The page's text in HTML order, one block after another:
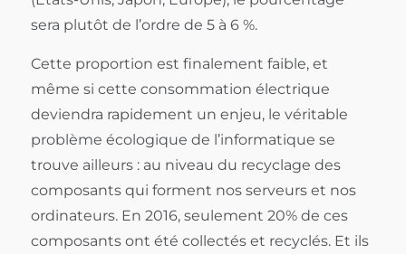
sera plutôt de l’ordre de 5 à 6 %.
Cette proportion est finalement faible, et
même si cette consommation électrique
deviendra rapidement un enjeu, le véritable
problème écologique de l’informatique se
trouve ailleurs : au niveau du recyclage des
composants qui forment nos serveurs et nos
ordinateurs. En 2016, seulement 20% de ces
composants ont été collectés et recyclés. Et ils